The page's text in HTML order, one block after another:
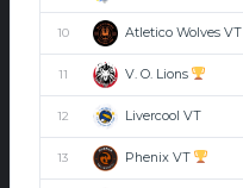
10 Atletico Wolves VT
11 V. O. Lions
12 Livercool VT
13 Phenix VT